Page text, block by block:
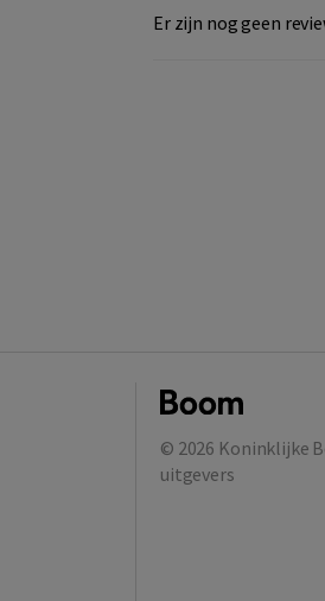
Er zijn nog geen
© 2026 Koninklijke
uitgevers